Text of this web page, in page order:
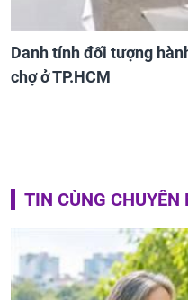
Danh tính đối tượng
chợ ở TP.HCM
TIN CÙNG CHUYÊN